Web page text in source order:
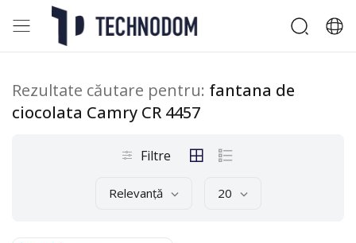
Rezultate căutare pentru: fantana de
ciocolata Camry CR 4457
Filtre
Relevanță 20